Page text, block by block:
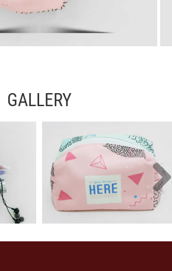
GALLERY